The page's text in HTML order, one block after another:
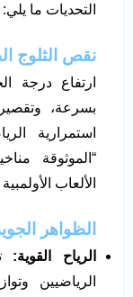
التحديات ما يلي:
نقص الثلوج
ارتفاع درجة
بسرعة،
استمرارية
“الموثوقة
الألعاب
الظواهر
الرياح القوية:
الرياضيين